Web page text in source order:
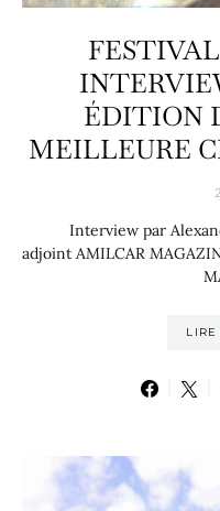
ÉDITION
MEILLEURE
Interview par
adjoint AMILCAR
LIRE